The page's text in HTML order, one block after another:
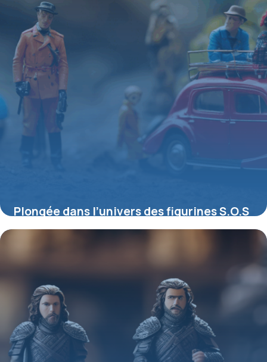
Plongée dans l’univers des figurines S.O.S
Fantômes : entre nostalgie et collection